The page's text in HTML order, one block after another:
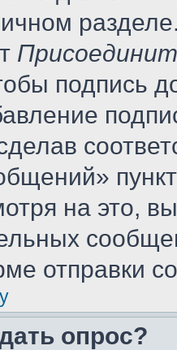
подпись
на это,
отправки
опрос?